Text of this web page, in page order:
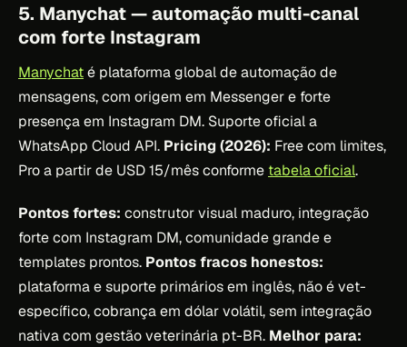
5. Manychat — automação multi-canal
com forte Instagram
Manychaté plataforma global de automação de
mensagens, com origem em Messenger e forte
presença em Instagram DM. Suporte oficial a
WhatsApp Cloud API. Pricing (2026): Free com limites,
Pro a partir de USD 15/mês conforme tabela oficial.
Pontos fortes: construtor visual maduro, integração
forte com Instagram DM, comunidade grande e
templates prontos. Pontos fracos honestos:
plataforma e suporte primários em inglês, não é vet-
específico, cobrança em dólar volátil, sem integração
nativa com gestão veterinária pt-BR. Melhor para: